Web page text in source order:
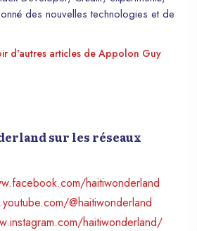
des nouvelles technologies et de
d'autres articles de Appolon Guy
sur les réseaux
haitiwonderland
@haitiwonderland
haitiwonderland/